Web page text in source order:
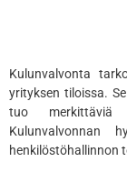
Kulunvalvonta
yrityksen tiloissa.
tuo merkittäviä
Kulunvalvonnan
henkilöstöhallinnon